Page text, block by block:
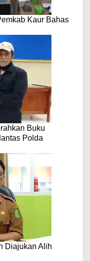
Kaur Bahas
Buku
Polda
Diajukan Alih